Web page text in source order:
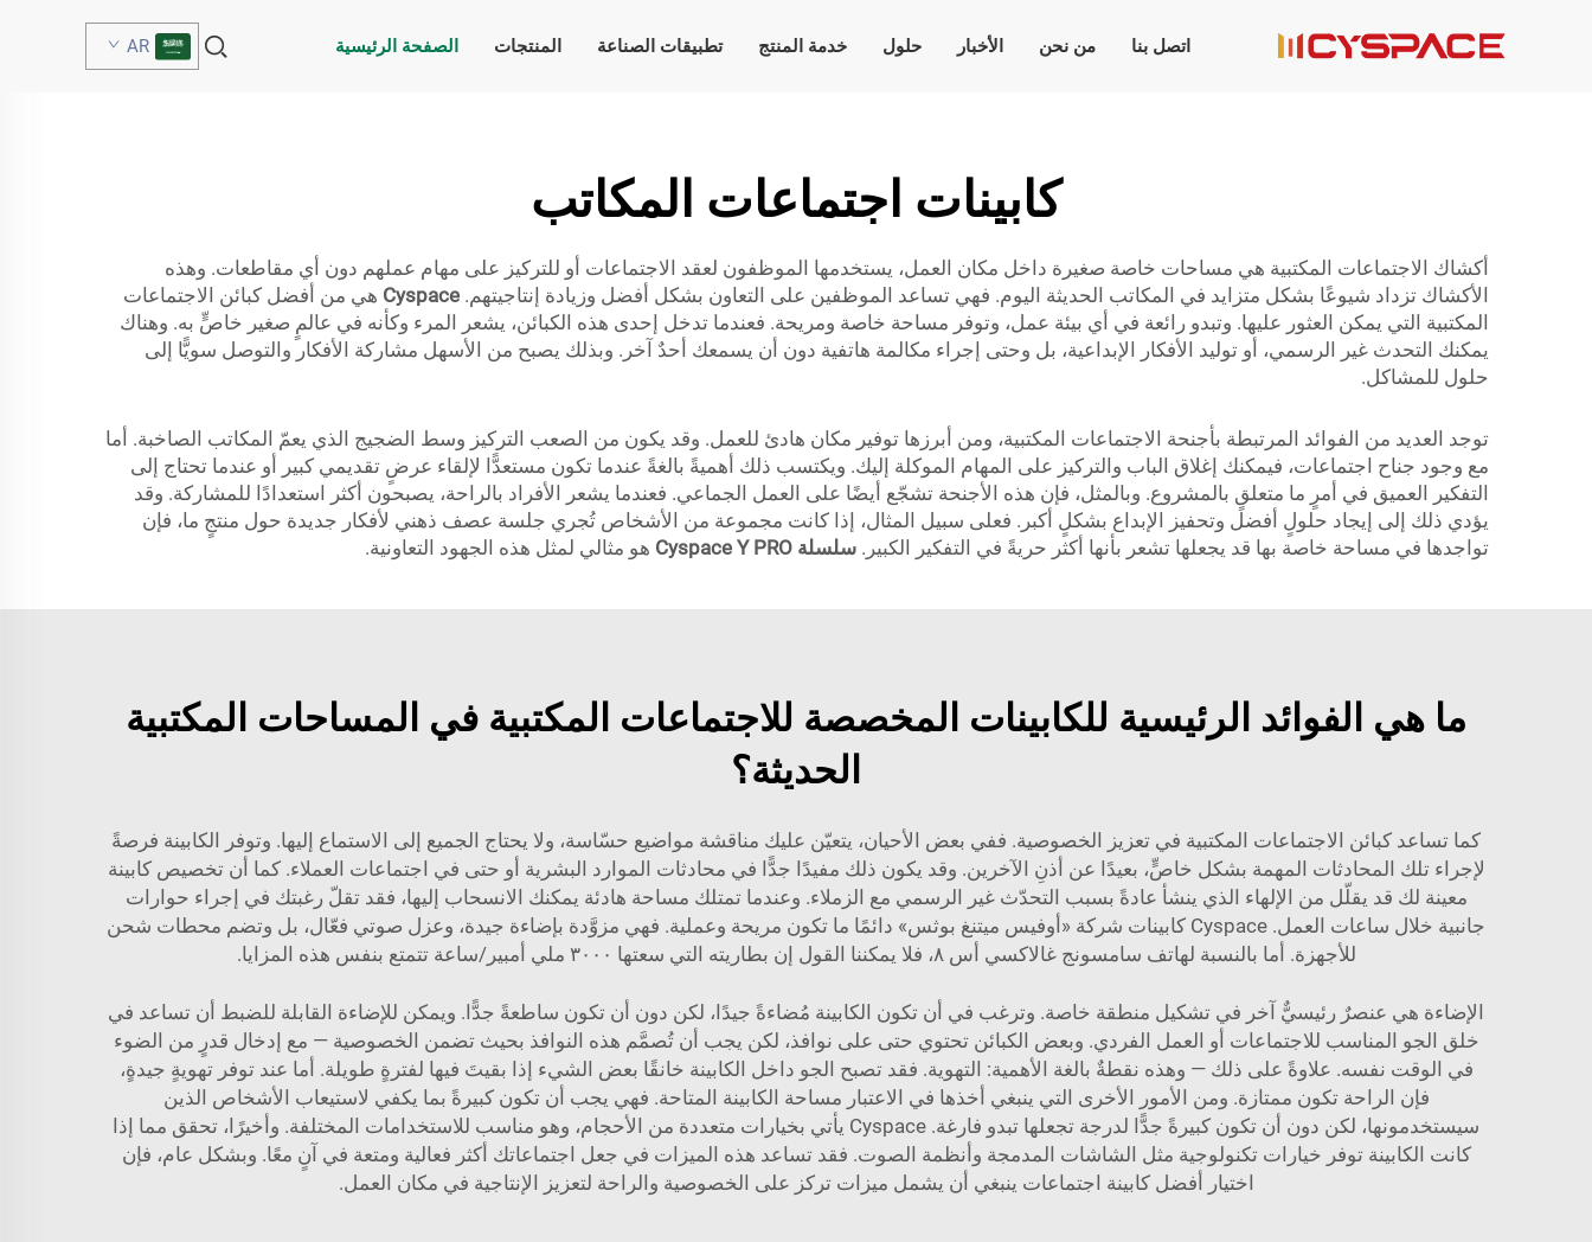
الصفحة الرئيسية المنتجات تطبيقات الصناعة خدمة المنتج حلول الأخبار من نحن اتصل بنا AR
كابينات اجتماعات المكاتب
أكشاك الاجتماعات المكتبية هي مساحات خاصة صغيرة داخل مكان العمل، يستخدمها الموظفون لعقد الاجتماعات أو للتركيز على مهام عملهم دون أي مقاطعات. وهذه
الأكشاك تزداد شيوعًا بشكل متزايد في المكاتب الحديثة اليوم. فهي تساعد الموظفين على التعاون بشكل أفضل وزيادة إنتاجيتهم. Cyspace هي من أفضل كبائن الاجتماعات
المكتبية التي يمكن العثور عليها. وتبدو رائعة في أي بيئة عمل، وتوفر مساحة خاصة ومريحة. فعندما تدخل إحدى هذه الكبائن، يشعر المرء وكأنه في عالمٍ صغير خاصٍّ به. وهناك
يمكنك التحدث غير الرسمي، أو توليد الأفكار الإبداعية، بل وحتى إجراء مكالمة هاتفية دون أن يسمعك أحدٌ آخر. وبذلك يصبح من الأسهل مشاركة الأفكار والتوصل سويًّا إلى
حلول للمشاكل.
توجد العديد من الفوائد المرتبطة بأجنحة الاجتماعات المكتبية، ومن أبرزها توفير مكان هادئ للعمل. وقد يكون من الصعب التركيز وسط الضجيج الذي يعمّ المكاتب الصاخبة. أما
مع وجود جناح اجتماعات، فيمكنك إغلاق الباب والتركيز على المهام الموكلة إليك. ويكتسب ذلك أهميةً بالغةً عندما تكون مستعدًّا لإلقاء عرضٍ تقديمي كبير أو عندما تحتاج إلى
التفكير العميق في أمرٍ ما متعلقٍ بالمشروع. وبالمثل، فإن هذه الأجنحة تشجّع أيضًا على العمل الجماعي. فعندما يشعر الأفراد بالراحة، يصبحون أكثر استعدادًا للمشاركة. وقد
يؤدي ذلك إلى إيجاد حلولٍ أفضل وتحفيز الإبداع بشكلٍ أكبر. فعلى سبيل المثال، إذا كانت مجموعة من الأشخاص تُجري جلسة عصف ذهني لأفكار جديدة حول منتجٍ ما، فإن
تواجدها في مساحة خاصة بها قد يجعلها تشعر بأنها أكثر حريةً في التفكير الكبير. سلسلة Cyspace Y PRO هو مثالي لمثل هذه الجهود التعاونية.
ما هي الفوائد الرئيسية للكابينات المخصصة للاجتماعات المكتبية في المساحات المكتبية
الحديثة؟
كما تساعد كبائن الاجتماعات المكتبية في تعزيز الخصوصية. ففي بعض الأحيان، يتعيّن عليك مناقشة مواضيع حسّاسة، ولا يحتاج الجميع إلى الاستماع إليها. وتوفر الكابينة فرصةً
لإجراء تلك المحادثات المهمة بشكل خاصٍّ، بعيدًا عن أذنِ الآخرين. وقد يكون ذلك مفيدًا جدًّا في محادثات الموارد البشرية أو حتى في اجتماعات العملاء. كما أن تخصيص كابينة
معينة لك قد يقلّل من الإلهاء الذي ينشأ عادةً بسبب التحدّث غير الرسمي مع الزملاء. وعندما تمتلك مساحة هادئة يمكنك الانسحاب إليها، فقد تقلّ رغبتك في إجراء حوارات
جانبية خلال ساعات العمل. Cyspace كابينات شركة «أوفيس ميتنغ بوثس» دائمًا ما تكون مريحة وعملية. فهي مزوَّدة بإضاءة جيدة، وعزل صوتي فعّال، بل وتضم محطات شحن
للأجهزة. أما بالنسبة لهاتف سامسونج غالاكسي أس ٨، فلا يمكننا القول إن بطاريته التي سعتها ٣٠٠٠ ملي أمبير/ساعة تتمتع بنفس هذه المزايا.
الإضاءة هي عنصرٌ رئيسيٌّ آخر في تشكيل منطقة خاصة. وترغب في أن تكون الكابينة مُضاءةً جيدًا، لكن دون أن تكون ساطعةً جدًّا. ويمكن للإضاءة القابلة للضبط أن تساعد في
خلق الجو المناسب للاجتماعات أو العمل الفردي. وبعض الكبائن تحتوي حتى على نوافذ، لكن يجب أن تُصمَّم هذه النوافذ بحيث تضمن الخصوصية — مع إدخال قدرٍ من الضوء
في الوقت نفسه. علاوةً على ذلك — وهذه نقطةٌ بالغة الأهمية: التهوية. فقد تصبح الجو داخل الكابينة خانقًا بعض الشيء إذا بقيتَ فيها لفترةٍ طويلة. أما عند توفر تهويةٍ جيدةٍ،
فإن الراحة تكون ممتازة. ومن الأمور الأخرى التي ينبغي أخذها في الاعتبار مساحة الكابينة المتاحة. فهي يجب أن تكون كبيرةً بما يكفي لاستيعاب الأشخاص الذين
سيستخدمونها، لكن دون أن تكون كبيرةً جدًّا لدرجة تجعلها تبدو فارغة. Cyspace يأتي بخيارات متعددة من الأحجام، وهو مناسب للاستخدامات المختلفة. وأخيرًا، تحقق مما إذا
كانت الكابينة توفر خيارات تكنولوجية مثل الشاشات المدمجة وأنظمة الصوت. فقد تساعد هذه الميزات في جعل اجتماعاتك أكثر فعالية ومتعة في آنٍ معًا. وبشكل عام، فإن
اختيار أفضل كابينة اجتماعات ينبغي أن يشمل ميزات تركز على الخصوصية والراحة لتعزيز الإنتاجية في مكان العمل.